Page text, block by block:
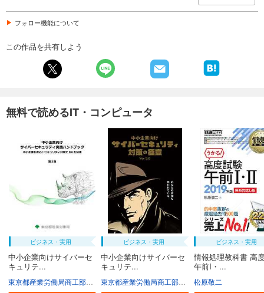
フォロー機能について
この作品を共有しよう
無料で読めるIT・コンピュータ
ビジネス・実用
中小企業向けサイバーセ
キュリテ...
ビジネス・実用
中小企業向けサイバーセ
キュリテ...
ビジネス・実用
情報処理教科書 高
午前I・...
松原敬二